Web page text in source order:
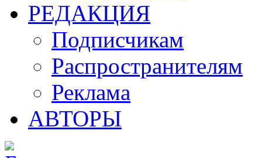
РЕДАКЦИЯ
Подписчикам
Распространителям
Реклама
АВТОРЫ